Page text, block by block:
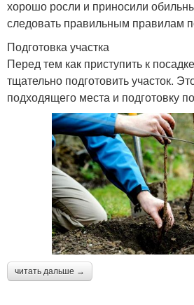
хорошо росли и приносили
следовать правильным правилам
Подготовка участка
Перед тем как приступить к
тщательно подготовить участок.
подходящего места и подготовку
читать дальше →